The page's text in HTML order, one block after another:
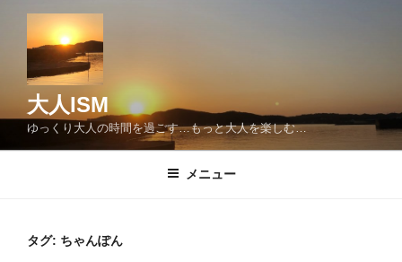
へ
大人ISM
ゆっくり大人の時間を過ごす…もっと大人を楽しむ…
メニュー
タグ: ちゃんぽん